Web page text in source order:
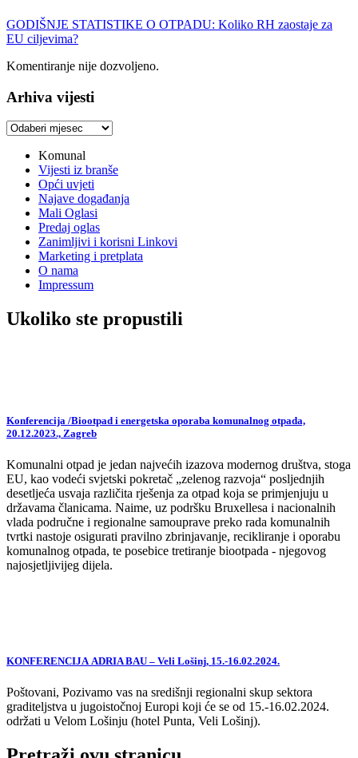
GODIŠNJE STATISTIKE O OTPADU: Koliko RH zaostaje za
EU ciljevima?
Komentiranje nije dozvoljeno.
Arhiva vijesti
Arhiva
Komunal
Vijesti iz branše
Opći uvjeti
Najave događanja
Mali Oglasi
Predaj oglas
Zanimljivi i korisni Linkovi
Marketing i pretplata
O nama
Impressum
Ukoliko ste propustili
Konferencija /Biootpad i energetska oporaba komunalnog otpada,
20.12.2023., Zagreb
Komunalni otpad je jedan najvećih izazova modernog društva, stoga
EU, kao vodeći svjetski pokretač „zelenog razvoja“ posljednjih
desetljeća usvaja različita rješenja za otpad koja se primjenjuju u
državama članicama. Naime, uz podršku Bruxellesa i nacionalnih
vlada područne i regionalne samouprave preko rada komunalnih
tvrtki nastoje osigurati pravilno zbrinjavanje, recikliranje i oporabu
komunalnog otpada, te posebice tretiranje biootpada - njegovog
najosjetljivijeg dijela.
KONFERENCIJA ADRIA BAU – Veli Lošinj, 15.-16.02.2024.
Poštovani, Pozivamo vas na središnji regionalni skup sektora
graditeljstva u jugoistočnoj Europi koji će se od 15.-16.02.2024.
održati u Velom Lošinju (hotel Punta, Veli Lošinj).